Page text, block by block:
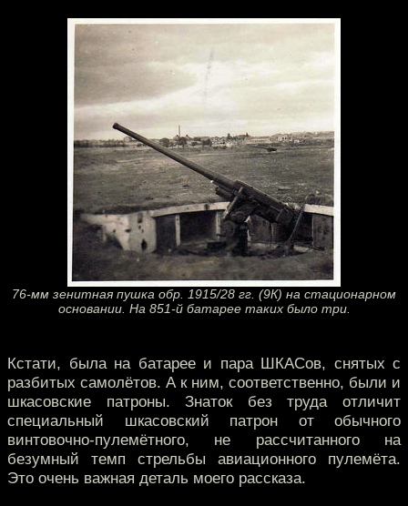
76-мм зенитная пушка обр. 1915/28 гг. (9К) на стационарном
основании. На 851-й батарее таких было три.
Кстати, была на батарее и пара ШКАСов, снятых с
разбитых самолётов. А к ним, соответственно, были и
шкасовские патроны. Знаток без труда отличит
специальный шкасовский патрон от обычного
винтовочно-пулемётного, не рассчитанного на
безумный темп стрельбы авиационного пулемёта.
Это очень важная деталь моего рассказа.